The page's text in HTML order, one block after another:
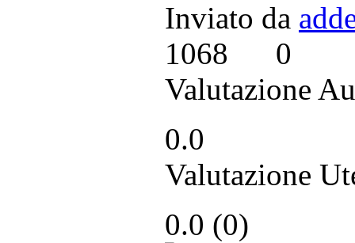
Inviato da
1068
0
Valutazione
0.0
Valutazione
0.0 (0)